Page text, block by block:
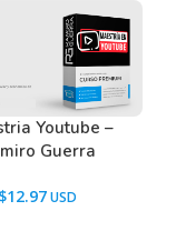
Youtube –
Guerra
$12.97